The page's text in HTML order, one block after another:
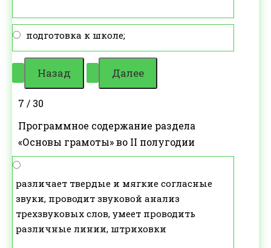
подготовка к школе;
7 / 30
Программное содержание раздела
«Основы грамоты» во II полугодии
различает твердые и мягкие согласные
звуки, проводит звуковой анализ
трехзвуковых слов, умеет проводить
различные линии, штриховки